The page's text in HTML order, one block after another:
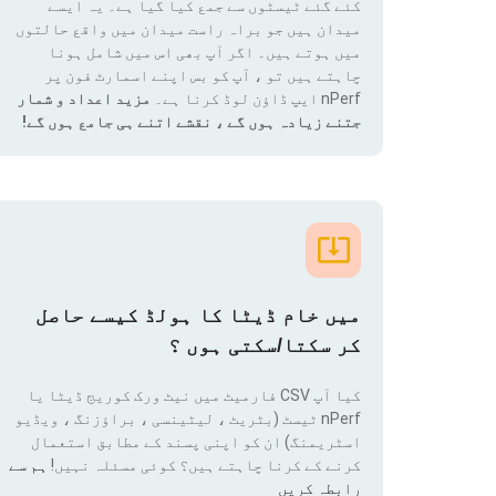
کئے گئے ٹیسٹوں سے جمع کیا گیا ہے۔ یہ ایسے
میدان ہیں جو براہ راست میدان میں واقع حالتوں
میں ہوتے ہیں۔ اگر آپ بھی اس میں شامل ہونا
چاہتے ہیں تو ، آپ کو بس اپنے اسمارٹ فون پر
nPerf ایپ ڈاؤن لوڈ کرنا ہے۔
مزید اعداد و شمار
جتنے زیادہ ہوں گے ، نقشے اتنے ہی جامع ہوں گے!
میں خام ڈیٹا کا ہولڈ کیسے حاصل
کر سکتا/سکتی ہوں ؟
کیا آپ CSV فارمیٹ میں نیٹ ورک کوریج ڈیٹا یا
nPerf ٹیسٹ (بٹریٹ ، لیٹینسی ، براؤزنگ ، ویڈیو
اسٹریمنگ) ان کو اپنی پسند کے مطابق استعمال
کرنے کے کرنا چاہتے ہیں؟ کوئی مسئلہ نہیں! ہم سے
رابطہ کریں